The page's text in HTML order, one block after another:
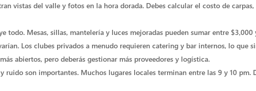
vistas del valle y fotos en la hora dorada. Debes calcular el costo de
todo. Mesas, sillas, mantelería y luces mejoradas pueden sumar entre
Los clubes privados a menudo requieren catering y bar internos, lo
abiertos, pero deberás gestionar más proveedores y logística.
ruido son importantes. Muchos lugares locales terminan entre las 9 y 10